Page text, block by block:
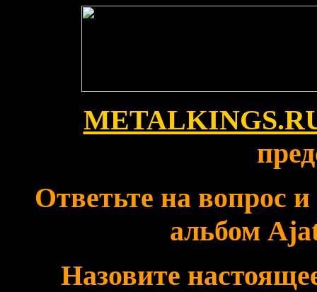
Ответьте на вопрос
альбом
Назовите